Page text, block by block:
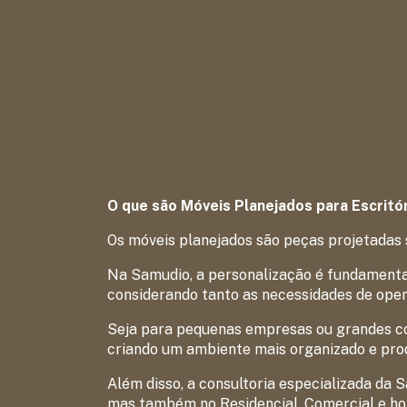
O que são Móveis Planejados para
Os móveis planejados são peças
Na Samudio, a personalização é
considerando tanto as necessidades de
Seja para pequenas empresas ou grandes
criando um ambiente mais organizado e
Além disso, a consultoria especializada da
mas também no Residencial, Comercial e